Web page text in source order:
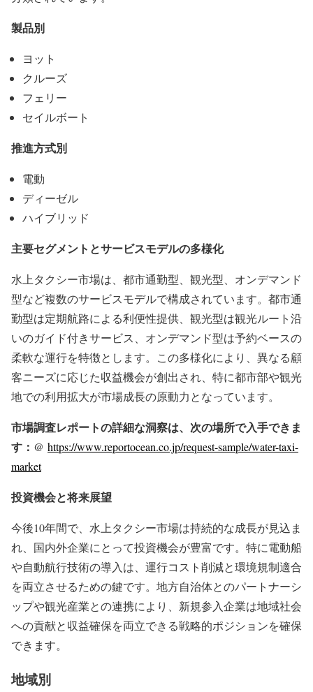
製品別
ヨット
クルーズ
フェリー
セイルボート
推進方式別
電動
ディーゼル
ハイブリッド
主要セグメントとサービスモデルの多様化
水上タクシー市場は、都市通勤型、観光型、オンデマンド
型など複数のサービスモデルで構成されています。都市通
勤型は定期航路による利便性提供、観光型は観光ルート沿
いのガイド付きサービス、オンデマンド型は予約ベースの
柔軟な運行を特徴とします。この多様化により、異なる顧
客ニーズに応じた収益機会が創出され、特に都市部や観光
地での利用拡大が市場成長の原動力となっています。
市場調査レポートの詳細な洞察は、次の場所で入手できま
す：@ https://www.reportocean.co.jp/request-sample/water-taxi-
market
投資機会と将来展望
今後10年間で、水上タクシー市場は持続的な成長が見込ま
れ、国内外企業にとって投資機会が豊富です。特に電動船
や自動航行技術の導入は、運行コスト削減と環境規制適合
を両立させるための鍵です。地方自治体とのパートナーシ
ップや観光産業との連携により、新規参入企業は地域社会
への貢献と収益確保を両立できる戦略的ポジションを確保
できます。
地域別